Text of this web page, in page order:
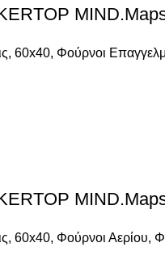
, 60x40, Φούρνοι
, 60x40, Φούρνοι Αερίου,